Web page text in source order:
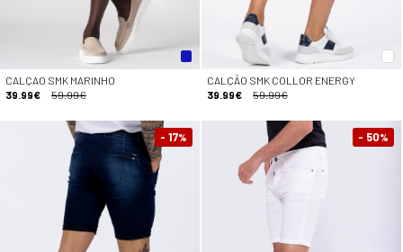
CALÇAO SMK MARINHO
39.99€
59.99€
CALÇÃO SMK COLLOR ENERGY
39.99€
59.99€
- 17% - 50%